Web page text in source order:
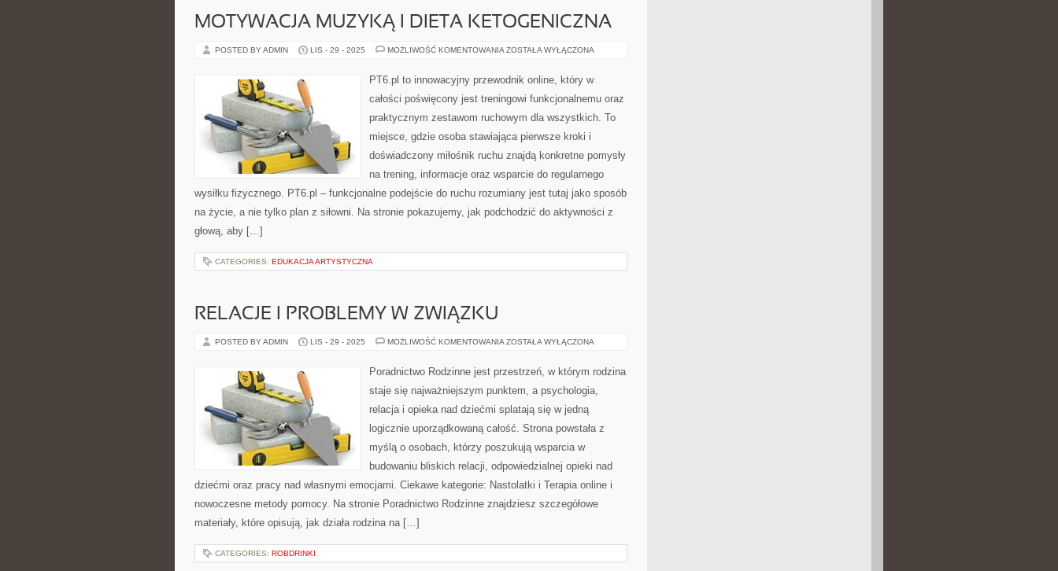
MOTYWACJA MUZYKĄ I DIETA KETOGENICZNA
POSTED BY ADMIN LIS - 29 - 2025 MOŻLIWOŚĆ KOMENTOWANIA MOTYWACJA
DIETA
KETOGENICZNA
ZOSTAŁA WYŁĄCZONA
PT6.pl to innowacyjny przewodnik online, który w
całości poświęcony jest treningowi funkcjonalnemu oraz
praktycznym zestawom ruchowym dla wszystkich. To
miejsce, gdzie osoba stawiająca pierwsze kroki i
doświadczony miłośnik ruchu znajdą konkretne pomysły
na trening, informacje oraz wsparcie do regularnego
wysiłku fizycznego. PT6.pl – funkcjonalne podejście do ruchu rozumiany jest tutaj jako sposób
na życie, a nie tylko plan z siłowni. Na stronie pokazujemy, jak podchodzić do aktywności z
głową, aby […]
CATEGORIES: EDUKACJA ARTYSTYCZNA
RELACJE I PROBLEMY W ZWIĄZKU
POSTED BY ADMIN LIS - 29 - 2025 MOŻLIWOŚĆ KOMENTOWANIA RELACJE
ZWIĄZKU
ZOSTAŁA WYŁĄCZONA
Poradnictwo Rodzinne jest przestrzeń, w którym rodzina
staje się najważniejszym punktem, a psychologia,
relacja i opieka nad dziećmi splatają się w jedną
logicznie uporządkowaną całość. Strona powstała z
myślą o osobach, którzy poszukują wsparcia w
budowaniu bliskich relacji, odpowiedzialnej opieki nad
dziećmi oraz pracy nad własnymi emocjami. Ciekawe kategorie: Nastolatki i Terapia online i
nowoczesne metody pomocy. Na stronie Poradnictwo Rodzinne znajdziesz szczegółowe
materiały, które opisują, jak działa rodzina na […]
CATEGORIES: ROBDRINKI